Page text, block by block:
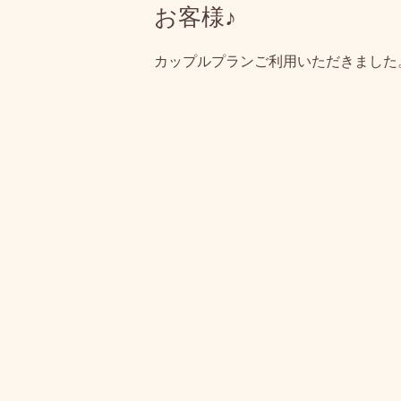
お客様♪
カップルプランご利用いただきました